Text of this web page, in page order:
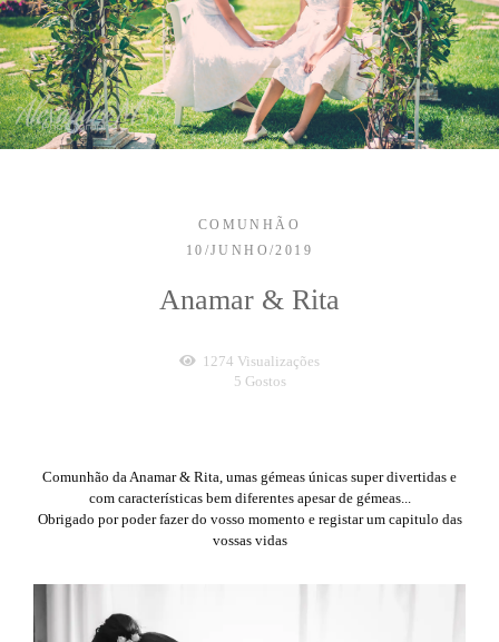
COMUNHÃO
10/JUNHO/2019
Anamar & Rita
1274 Visualizações
5 Gostos
Comunhão da Anamar & Rita, umas gémeas únicas super divertidas e
com características bem diferentes apesar de gémeas...
Obrigado por poder fazer do vosso momento e registar um capitulo das
vossas vidas